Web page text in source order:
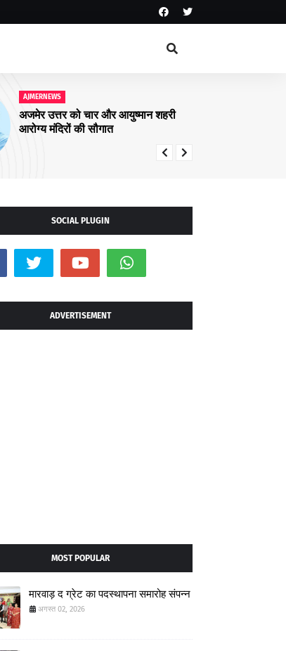
AJMERNEWS
आरयूआईडीपी के पांचवें चरण के कार्यों पर
संवाद कार्यक्रम सम्पन्न
SOCIAL PLUGIN
ADVERTISEMENT
MOST POPULAR
मारवाड़ द ग्रेट का पदस्थापना समारोह संपन्न
अगस्त 02, 2026